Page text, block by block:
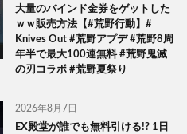
大量のバインド金券をゲットした
ｗｗ販売方法【#荒野行動】#
Knives Out #荒野アプデ #荒野8周
年半で最大100連無料 #荒野鬼滅
の刃コラボ #荒野夏祭り
2026年8月7日
EX殿堂が誰でも無料引ける!? 1日